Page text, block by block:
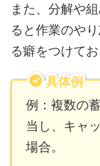
また、分解や
ると作業のや
る癖をつけてお
具体例
例：複数の
当し、キャ
場合。